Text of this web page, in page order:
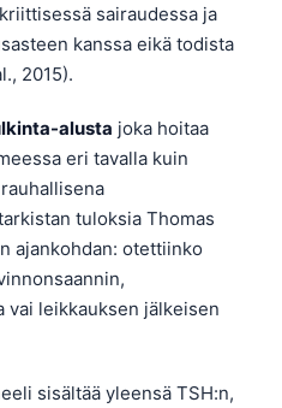
sairaudessa ja
kanssa eikä todista
2015).
alusta joka hoitaa
eri tavalla kuin
tuloksia Thomas
ajankohdan: otettiinko
vai leikkauksen jälkeisen
sisältää yleensä TSH:n,